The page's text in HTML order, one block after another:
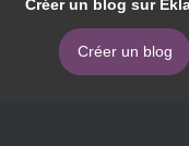
Créer un blog sur
Créer un blog